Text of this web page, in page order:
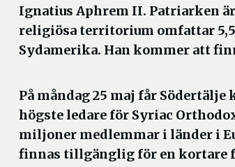
Ignatius Aphrem II. Patriarken
religiösa territorium omfattar
Sydamerika. Han kommer att
På måndag 25 maj får
högste ledare för Syriac
miljoner medlemmar i länder i
finnas tillgänglig för en kortare